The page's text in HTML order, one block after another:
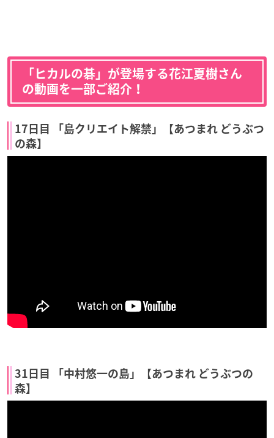
「ヒカルの碁」が登場する花江夏樹さん
の動画を一部ご紹介！
17日目 「島クリエイト解禁」【あつまれ どうぶつ
の森】
31日目 「中村悠一の島」【あつまれ どうぶつの
森】